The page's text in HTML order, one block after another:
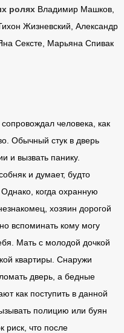
ролях Владимир Машков,
Жизневский, Александр
Сексте, Марьяна Спивак
человека, как
Обычный стук в дверь
и вызвать панику.
и думает, будто
когда охранную
хозяин дорогой
вспоминать кому могу
Мать с молодой дочкой
квартиры. Снаружи
дверь, а бедные
как поступить в данной
полицию или буян
риск, что после